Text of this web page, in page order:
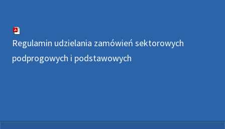
Regulamin udzielania zamówień sektorowych
podprogowych i podstawowych